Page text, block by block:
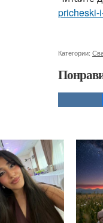
pricheski-
Категории: